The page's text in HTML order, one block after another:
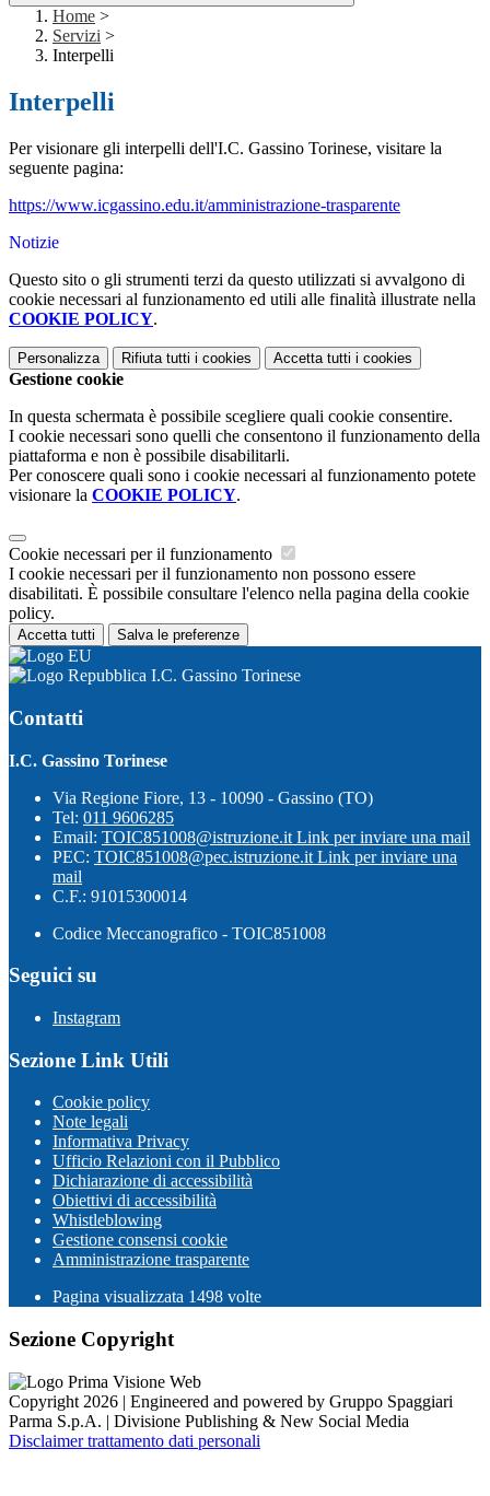
Home >
Servizi >
Interpelli
Interpelli
Per visionare gli interpelli dell'I.C. Gassino Torinese, visitare la
seguente pagina:
https://www.icgassino.edu.it/amministrazione-trasparente
Notizie
Questo sito o gli strumenti terzi da questo utilizzati si avvalgono di
cookie necessari al funzionamento ed utili alle finalità illustrate nella
COOKIE POLICY.
Personalizza Rifiuta tutti i cookies Accetta tutti i cookies
Gestione cookie
In questa schermata è possibile scegliere quali cookie consentire.
I cookie necessari sono quelli che consentono il funzionamento della
piattaforma e non è possibile disabilitarli.
Per conoscere quali sono i cookie necessari al funzionamento potete
visionare la COOKIE POLICY.
Cookie necessari per il funzionamento
I cookie necessari per il funzionamento non possono essere
disabilitati. È possibile consultare l'elenco nella pagina della cookie
policy.
Accetta tutti Salva le preferenze
I.C. Gassino Torinese
Contatti
I.C. Gassino Torinese
Via Regione Fiore, 13 - 10090 - Gassino (TO)
Tel: 011 9606285
Email: TOIC851008@istruzione.it Link per inviare una mail
PEC: TOIC851008@pec.istruzione.it Link per inviare una
mail
C.F.: 91015300014
Codice Meccanografico - TOIC851008
Seguici su
Instagram
Sezione Link Utili
Cookie policy
Note legali
Informativa Privacy
Ufficio Relazioni con il Pubblico
Dichiarazione di accessibilità
Obiettivi di accessibilità
Whistleblowing
Gestione consensi cookie
Amministrazione trasparente
Pagina visualizzata 1498 volte
Sezione Copyright
Copyright 2026 | Engineered and powered by Gruppo Spaggiari
Parma S.p.A. | Divisione Publishing & New Social Media
Disclaimer trattamento dati personali